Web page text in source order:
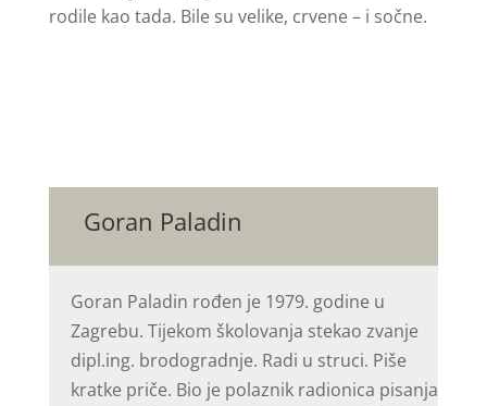
rodile kao tada. Bile su velike, crvene – i sočne.
Goran Paladin
Goran Paladin rođen je 1979. godine u
Zagrebu. Tijekom školovanja stekao zvanje
dipl.ing. brodogradnje. Radi u struci. Piše
kratke priče. Bio je polaznik radionica pisanja